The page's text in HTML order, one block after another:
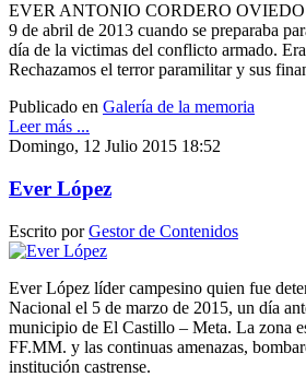
EVER ANTONIO CORDERO OVIEDO
9 de abril de 2013 cuando se preparaba
día de la victimas del conflicto armado.
Rechazamos el terror paramilitar y sus
Publicado en Galería de la memoria
Leer más ...
Domingo, 12 Julio 2015 18:52
Ever López
Escrito porGestor de Contenidos
Ever López líder campesino quien fue
Nacional el 5 de marzo de 2015, un día
municipio de El Castillo – Meta. La zona
FF.MM. y las continuas amenazas,
institución castrense.